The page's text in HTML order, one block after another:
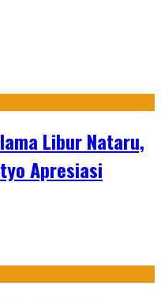
Libur Nataru,
Apresiasi